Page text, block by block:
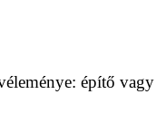
építő vagy